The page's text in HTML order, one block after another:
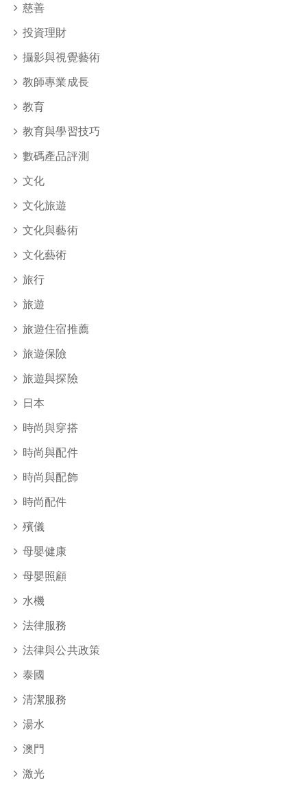
慈善
投資理財
攝影與視覺藝術
教師專業成長
教育
教育與學習技巧
數碼產品評測
文化
文化旅遊
文化與藝術
文化藝術
旅行
旅遊
旅遊住宿推薦
旅遊保險
旅遊與探險
日本
時尚與穿搭
時尚與配件
時尚與配飾
時尚配件
殯儀
母嬰健康
母嬰照顧
水機
法律服務
法律與公共政策
泰國
清潔服務
湯水
澳門
激光